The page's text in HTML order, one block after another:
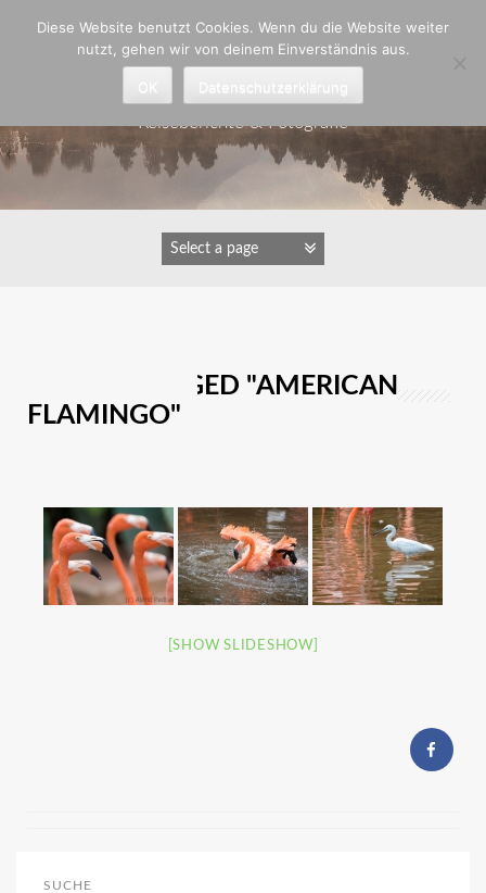
Astrid Padberg
Reiseberichte & Fotografie
IMAGES TAGGED "AMERICAN
FLAMINGO"
[SHOW SLIDESHOW]
SUCHE
Diese Website benutzt Cookies. Wenn du die Website weiter
nutzt, gehen wir von deinem Einverständnis aus.